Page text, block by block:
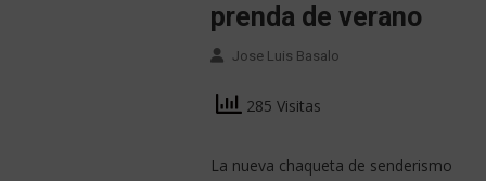
prenda de verano
Jose Luis Basalo
285 Visitas
La nueva chaqueta de senderismo